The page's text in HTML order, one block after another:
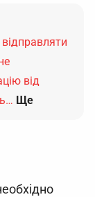
від
Ще